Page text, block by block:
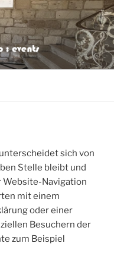
sich von
Stelle bleibt und
Website-Navigation
mit einem
oder einer
Besuchern der
zum Beispiel